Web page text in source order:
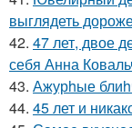
выглядеть
42. 47 лет, двое
себя Анна
43. Ажурhые
44. 45 лет и